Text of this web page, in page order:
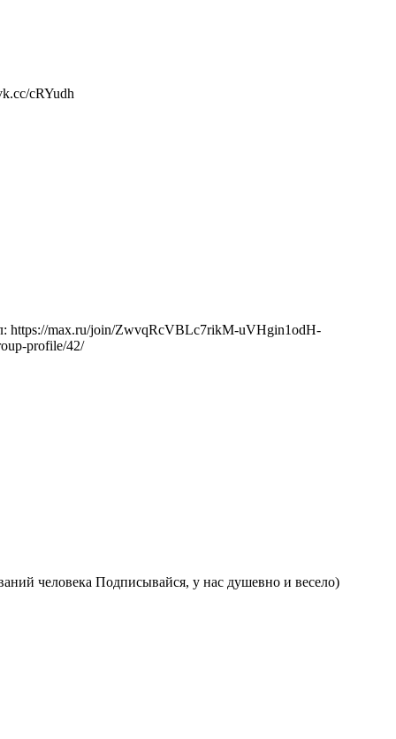
cRYudh
https://max.ru/join/ZwvqRcVBLc7rikM-uVHgin1odH-
profile/42/
человека Подписывайся, у нас душевно и весело)